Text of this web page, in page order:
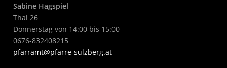
Sabine Hagspiel
Thal 26
Donnerstag von 14:00 bis 15:00
0676-832408215
pfarramt@pfarre-sulzberg.at